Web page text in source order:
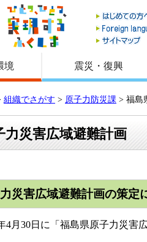
福島県
境 震災・復興
組織でさがす > 原子力防災課 > 福島
力災害広域避難計画
災害広域避難計画の策定
月30日に「福島県原子力災害